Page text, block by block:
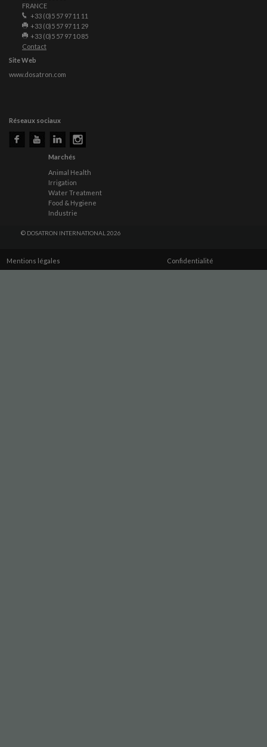
FRANCE
+33 (0)5 57 97 11 11
+33 (0)5 57 97 11 29
+33 (0)5 57 97 10 85
Contact
Site Web
www.dosatron.com
Réseaux sociaux
Marchés
Animal Health
Irrigation
Water Treatment
Food & Hygiene
Industrie
© DOSATRON INTERNATIONAL 2026
Mentions légales Confidentialité